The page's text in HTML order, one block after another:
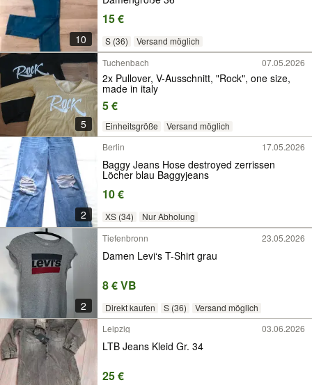
10
15 €
S (36) Versand möglich
5
Tuchenbach 07.05.2026
2x Pullover, V-Ausschnitt, "Rock", one size,
made in italy
5 €
Einheitsgröße Versand möglich
2
Berlin 17.05.2026
Baggy Jeans Hose destroyed zerrissen
Löcher blau Baggyjeans
10 €
XS (34) Nur Abholung
2
Tiefenbronn 23.05.2026
Damen Levi‘s T-Shirt grau
8 € VB
Direkt kaufen S (36) Versand möglich
Leipzig 03.06.2026
LTB Jeans Kleid Gr. 34
25 €